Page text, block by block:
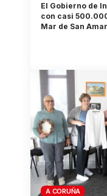
El Gobierno de
con casi
Mar de San
A CORUÑA